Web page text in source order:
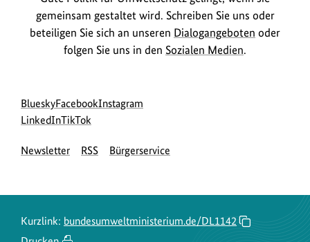
gemeinsam gestaltet wird. Schreiben Sie uns oder
beteiligen Sie sich an unseren Dialogangeboten oder
folgen Sie uns in den Sozialen Medien.
Social
Media
Blueskyzur
Bluesky-
des
Facebookzur
des
Instagram
des
LinkedInzur
Seite
zur
Seite
TikTok
Newsletter RSS Bürgerservice
Kurzlink: bundesumweltministerium.de/DL1142